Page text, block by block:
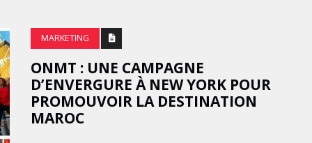
MARKETING
ONMT : UNE CAMPAGNE
D’ENVERGURE À NEW YORK POUR
PROMOUVOIR LA DESTINATION
MAROC
MARKETING